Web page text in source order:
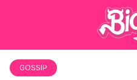
GOSSIP